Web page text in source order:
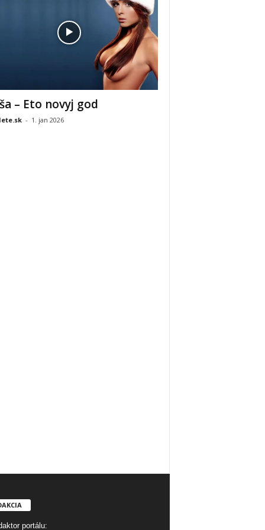
– Eto novyj god
- 1. jan 2026
portálu: